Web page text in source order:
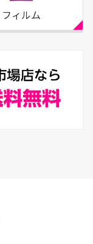
フィルム